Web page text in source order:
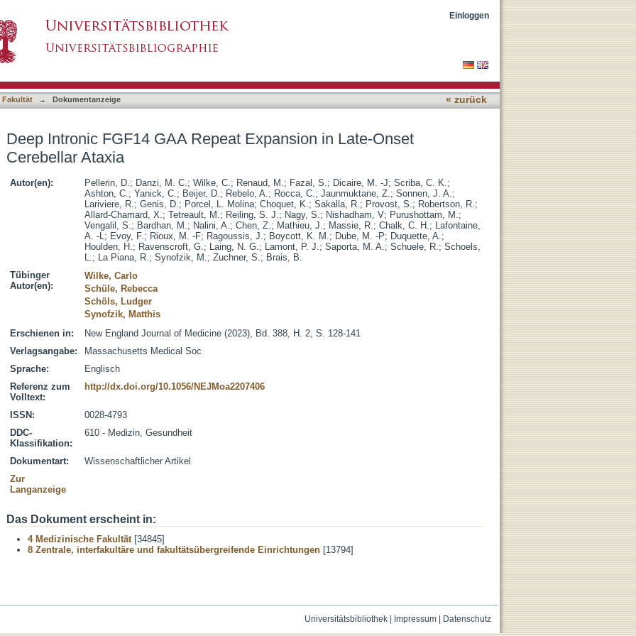
Einloggen
Fakultät → Dokumentanzeige « zurück
Deep Intronic FGF14 GAA Repeat Expansion in Late-Onset
Cerebellar Ataxia
Autor(en): Pellerin, D.; Danzi, M. C.; Wilke, C.; Renaud, M.; Fazal, S.; Dicaire, M. -J; Scriba, C. K.;
Ashton, C.; Yanick, C.; Beijer, D.; Rebelo, A.; Rocca, C.; Jaunmuktane, Z.; Sonnen, J. A.;
Lariviere, R.; Genis, D.; Porcel, L. Molina; Choquet, K.; Sakalla, R.; Provost, S.; Robertson, R.;
Allard-Chamard, X.; Tetreault, M.; Reiling, S. J.; Nagy, S.; Nishadham, V; Purushottam, M.;
Vengalil, S.; Bardhan, M.; Nalini, A.; Chen, Z.; Mathieu, J.; Massie, R.; Chalk, C. H.; Lafontaine,
A. -L; Evoy, F.; Rioux, M. -F; Ragoussis, J.; Boycott, K. M.; Dube, M. -P; Duquette, A.;
Houlden, H.; Ravenscroft, G.; Laing, N. G.; Lamont, P. J.; Saporta, M. A.; Schuele, R.; Schoels,
L.; La Piana, R.; Synofzik, M.; Zuchner, S.; Brais, B.
Tübinger
Autor(en):
Wilke, Carlo
Schüle, Rebecca
Schöls, Ludger
Synofzik, Matthis
Erschienen in:
New England Journal of Medicine (2023), Bd. 388, H. 2, S. 128-141
Verlagsangabe:
Massachusetts Medical Soc
Sprache:
Englisch
Referenz zum
Volltext:
http://dx.doi.org/10.1056/NEJMoa2207406
ISSN:
0028-4793
DDC-
Klassifikation:
610 - Medizin, Gesundheit
Dokumentart:
Wissenschaftlicher Artikel
Zur
Langanzeige
Das Dokument erscheint in:
4 Medizinische Fakultät[34845]
8 Zentrale, interfakultäre und fakultätsübergreifende Einrichtungen [13794]
Universitätsbibliothek| Impressum| Datenschutz